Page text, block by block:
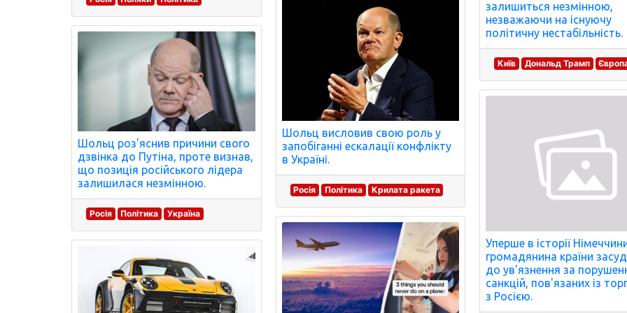
Шольц роз'яснив причини свого
дзвінка до Путіна, проте визнав,
що позиція російського лідера
залишилася незмінною.
Росія Політика Україна
Шольц висловив свою роль у
запобіганні ескалації конфлікту
в Україні.
Росія Політика Крилата ракета
залишиться незмінною,
незважаючи на існуючу
політичну нестабільність.
Київ Дональд Трамп
Уперше в історії
громадянина країни
до ув'язнення за
санкцій, пов'язаних із
з Росією.